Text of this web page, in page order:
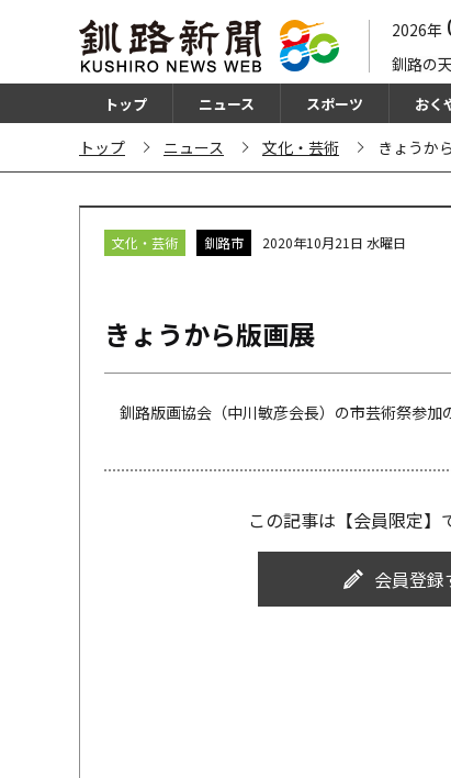
2026年
釧路の
トップ ニュース スポーツ おく
トップ ニュース 文化・芸術 きょうか
文化・芸術 釧路市 2020年10月21日 水曜日
きょうから版画展
釧路版画協会（中川敏彦会長）の市芸術祭参加
この記事は【会員限定】
会員登録